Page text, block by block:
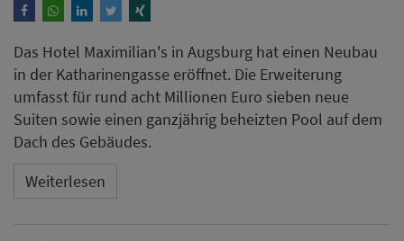
Kann eine günstige
Hotelwebsite am Ende die
teuerste sein?